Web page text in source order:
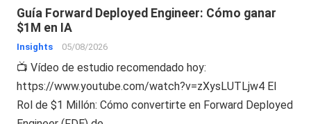
Guía Forward Deployed Engineer: Cómo ganar
$1M en IA
Insights 05/08/2026
📺 Vídeo de estudio recomendado hoy:
https://www.youtube.com/watch?v=zXysLUTLjw4 El
Rol de $1 Millón: Cómo convertirte en Forward Deployed